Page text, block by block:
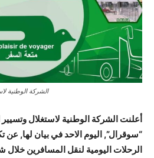
الشركة الوطنية
أعلنت الشركة الوطنية لاستغلال وتسيير
“سوقرال”, اليوم الاحد في بيان لها, عن
الرحلات اليومية لنقل المسافرين